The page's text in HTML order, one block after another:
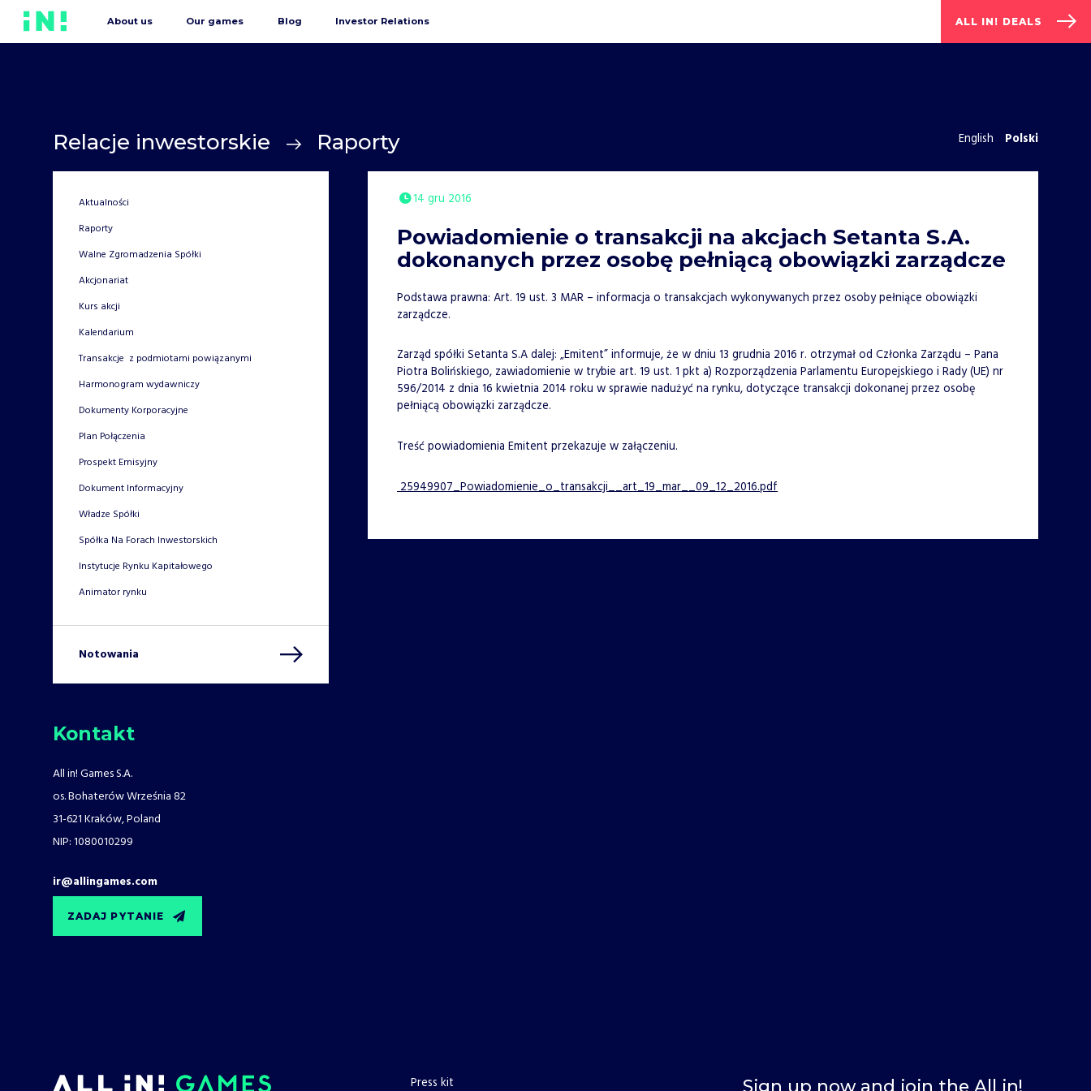
About us Our games Blog Investor Relations ALL IN! DEALS
Relacje inwestorskie Raporty English Polski
Aktualności
Raporty
Walne Zgromadzenia Spółki
Akcjonariat
Kurs akcji
Kalendarium
Transakcje z podmiotami powiązanymi
Harmonogram wydawniczy
Dokumenty Korporacyjne
Plan Połączenia
Prospekt Emisyjny
Dokument Informacyjny
Władze Spółki
Spółka Na Forach Inwestorskich
Instytucje Rynku Kapitałowego
Animator rynku
Notowania
Kontakt
All in! Games S.A.
os. Bohaterów Września 82
31-621 Kraków, Poland
NIP: 1080010299
ir@allingames.com
ZADAJ PYTANIE
14 gru 2016
Powiadomienie o transakcji na akcjach Setanta S.A.
dokonanych przez osobę pełniącą obowiązki zarządcze
Podstawa prawna: Art. 19 ust. 3 MAR – informacja o transakcjach wykonywanych przez osoby pełniące obowiązki
zarządcze.
Zarząd spółki Setanta S.A dalej: „Emitent” informuje, że w dniu 13 grudnia 2016 r. otrzymał od Członka Zarządu – Pana
Piotra Bolińskiego, zawiadomienie w trybie art. 19 ust. 1 pkt a) Rozporządzenia Parlamentu Europejskiego i Rady (UE) nr
596/2014 z dnia 16 kwietnia 2014 roku w sprawie nadużyć na rynku, dotyczące transakcji dokonanej przez osobę
pełniącą obowiązki zarządcze.
Treść powiadomienia Emitent przekazuje w załączeniu.
25949907_Powiadomienie_o_transakcji__art_19_mar__09_12_2016.pdf
Sign up now and join the All in!
Press kit